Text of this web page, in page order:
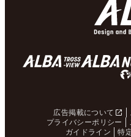
広告掲載について
プライバシーポリシー
ガイドライン
特